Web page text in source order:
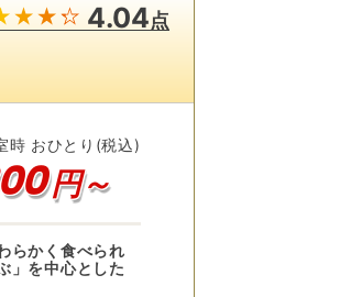
4.04点
時 おひとり(税込)
円～
らかく食べられ
」を中心とした